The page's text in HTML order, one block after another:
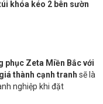
khóa kéo 2 bên sườn
phục Zeta Miền Bắc với
thành cạnh tranh sẽ là
nghiệp khi đặt